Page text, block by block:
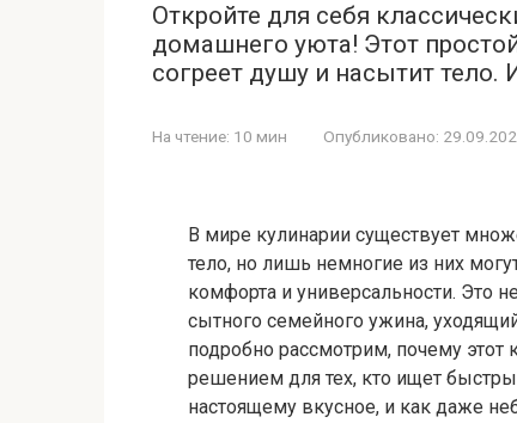
Откройте для себя
домашнего уюта! Этот
согреет душу и насытит
На чтение: 10 мин Опубликовано:
В мире кулинарии существует
тело, но лишь немногие из них
комфорта и универсальности. Это
сытного семейного ужина,
подробно рассмотрим, почему этот
решением для тех, кто ищет
настоящему вкусное, и как даже